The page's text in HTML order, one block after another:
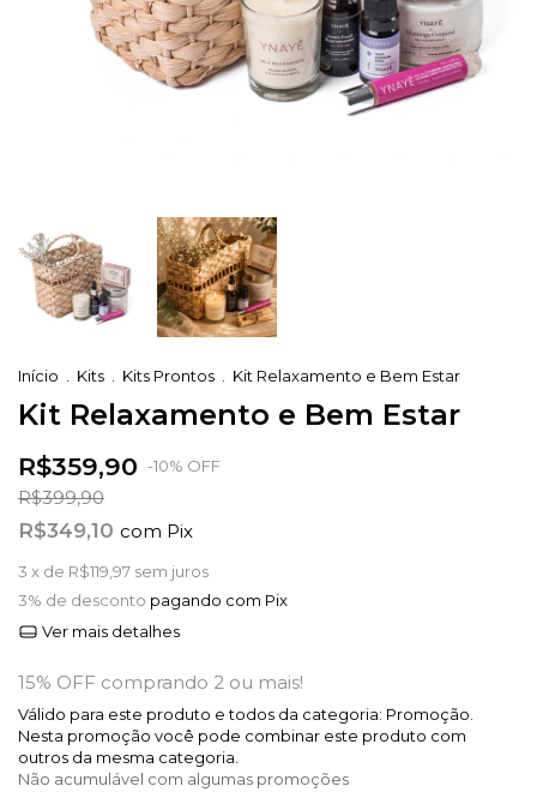
Início Kits Kits Prontos Kit Relaxamento e Bem Estar
Kit Relaxamento e Bem Estar
R$359,90 -10% OFF
R$399,90
R$349,10 com Pix
3 x de R$119,97 sem juros
3% de desconto pagando com Pix
Ver mais detalhes
15% OFF comprando 2 ou mais!
Válido para este produto e todos da categoria: Promoção.
Nesta promoção você pode combinar este produto com
outros da mesma categoria.
Não acumulável com algumas promoções